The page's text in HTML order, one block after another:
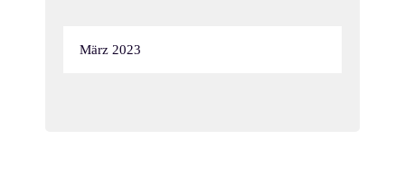
März 2023